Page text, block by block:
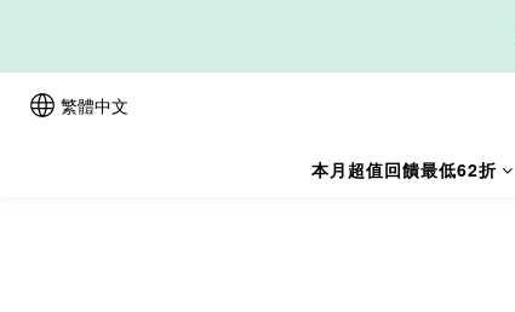
繁體中文
本月超值回饋最低62折